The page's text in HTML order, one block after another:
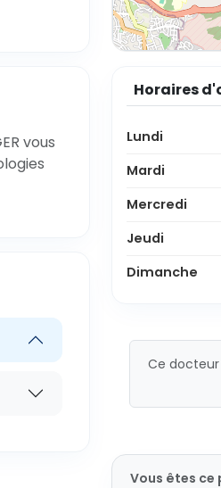
vous
Horaires
Lundi
Mardi
Mercredi
Jeudi
Dimanche
Ce
Vous êtes ce